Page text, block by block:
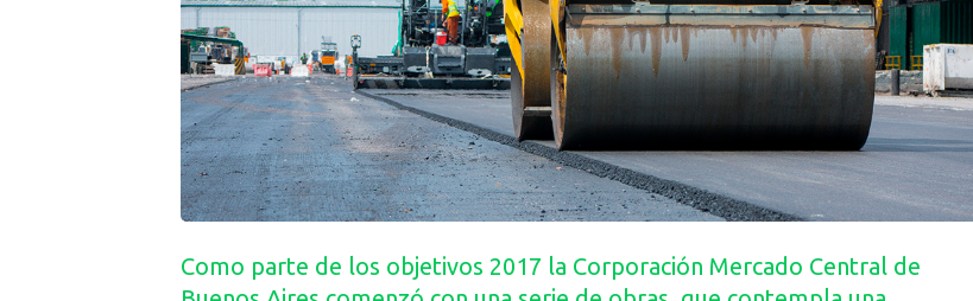
Como parte de los objetivos 2017 la Corporación Mercado Central de